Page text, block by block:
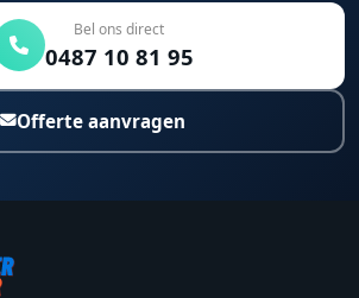
Bel ons direct
0487 10 81 95
Offerte aanvragen